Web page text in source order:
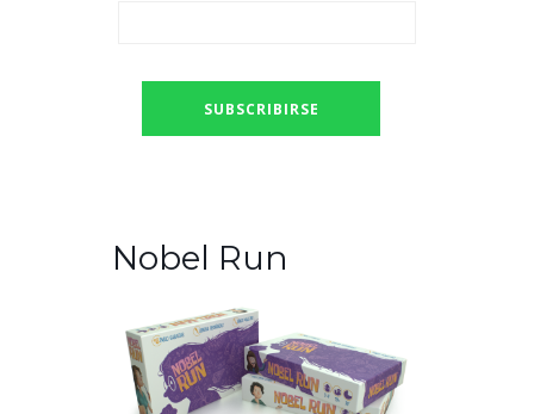
Nobel Run